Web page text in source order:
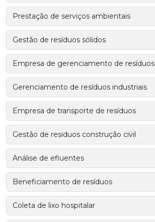
Prestação de serviços ambientais
Gestão de resíduos sólidos
Empresa de gerenciamento de resíduos
Gerenciamento de resíduos industriais
Empresa de transporte de resíduos
Gestão de residuos construção civil
Análise de efluentes
Beneficiamento de resíduos
Coleta de lixo hospitalar